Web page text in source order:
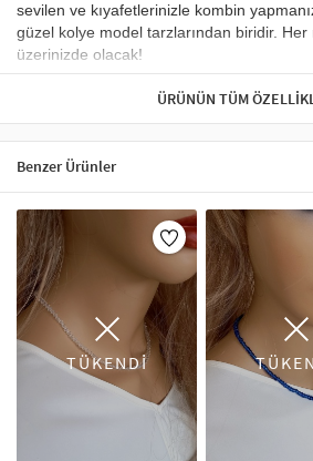
sevilen ve kıyafetlerinizle kombin
güzel kolye model tarzlarından biridir. Her
üzerinizde olacak!
Zevkle tasarlanan bu kolyeyi,
mutlulukla
Uzun ömürlü kullanım için
edilmemesi önerilir.
Kolye, takı dünyasında stilinizi en iyi şekilde
biridir. Artikeldeko’nun kolye koleksiyonu,
getirir. Choker kolyeler, modern bir görünüm
olurken, zincir kolyeler günlük kombinlerinizi
kolyeler, özel günlerde şıklığınızı artıracak
modelleri, her tarza hitap eden farklı
gümüş ve renkli seçeneklerle zenginleştirilmiş
şıklıkla tamamlar. Tarzınızı vurgulamak için
ÜRÜNÜN TÜM
Benzer Ürünler
TÜKENDİ